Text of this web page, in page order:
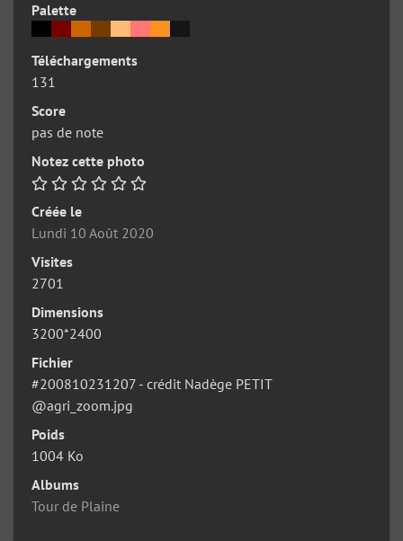
Palette
Téléchargements
131
Score
pas de note
Notez cette photo
Créée le
Lundi 10 Août 2020
Visites
2701
Dimensions
3200*2400
Fichier
#200810231207 - crédit Nadège PETIT
@agri_zoom.jpg
Poids
1004 Ko
Albums
Tour de Plaine